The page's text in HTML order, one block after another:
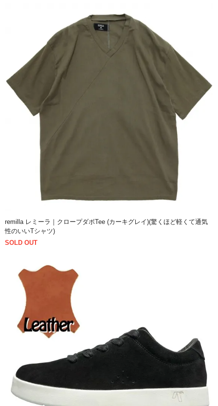
remilla レミーラ｜クロープダボTee (カーキグレイ)(驚くほど軽くて通気
性のいいTシャツ)
SOLD OUT